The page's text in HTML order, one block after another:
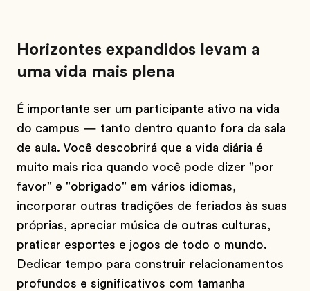
Horizontes expandidos levam a
uma vida mais plena
É importante ser um participante ativo na vida
do campus — tanto dentro quanto fora da sala
de aula. Você descobrirá que a vida diária é
muito mais rica quando você pode dizer "por
favor" e "obrigado" em vários idiomas,
incorporar outras tradições de feriados às suas
próprias, apreciar música de outras culturas,
praticar esportes e jogos de todo o mundo.
Dedicar tempo para construir relacionamentos
profundos e significativos com tamanha